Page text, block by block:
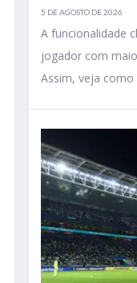
5 DE AGOSTO DE 2026
A funcionalidade
jogador com
Assim, veja como